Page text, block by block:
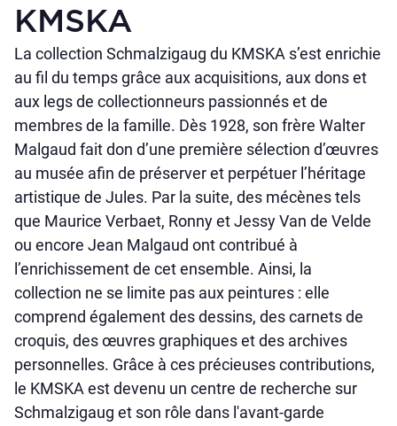
KMSKA
La collection Schmalzigaug du KMSKA s’est enrichie
au fil du temps grâce aux acquisitions, aux dons et
aux legs de collectionneurs passionnés et de
membres de la famille. Dès 1928, son frère Walter
Malgaud fait don d’une première sélection d’œuvres
au musée afin de préserver et perpétuer l’héritage
artistique de Jules. Par la suite, des mécènes tels
que Maurice Verbaet, Ronny et Jessy Van de Velde
ou encore Jean Malgaud ont contribué à
l’enrichissement de cet ensemble. Ainsi, la
collection ne se limite pas aux peintures : elle
comprend également des dessins, des carnets de
croquis, des œuvres graphiques et des archives
personnelles. Grâce à ces précieuses contributions,
le KMSKA est devenu un centre de recherche sur
Schmalzigaug et son rôle dans l'avant-garde